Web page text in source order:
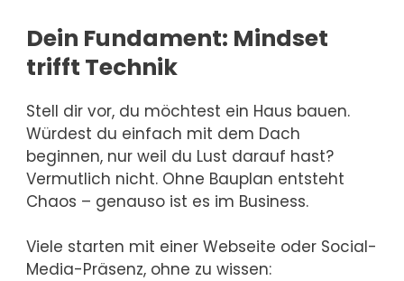
Dein Fundament: Mindset
trifft Technik
Stell dir vor, du möchtest ein Haus bauen.
Würdest du einfach mit dem Dach
beginnen, nur weil du Lust darauf hast?
Vermutlich nicht. Ohne Bauplan entsteht
Chaos – genauso ist es im Business.
Viele starten mit einer Webseite oder Social-
Media-Präsenz, ohne zu wissen: